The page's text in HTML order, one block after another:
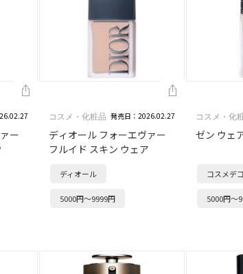
ー
コスメ・化粧品 発売日：2026.02.27
ディオール フォーエヴァー
フルイド スキン ウェア
ディオール
5000円～9999円
コスメ・化
ゼン ウェ
コスメデ
5000円～